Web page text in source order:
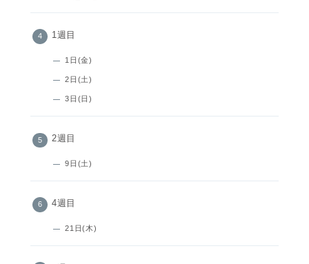
1週目
1日(金)
2日(土)
3日(日)
2週目
9日(土)
4週目
21日(木)